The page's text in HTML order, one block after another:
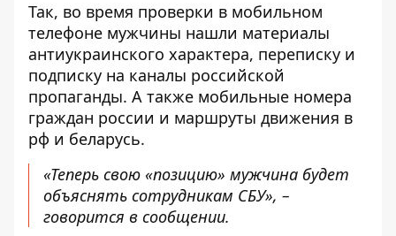
Так, во время проверки в мобильном
телефоне мужчины нашли материалы
антиукраинского характера, переписку и
подписку на каналы российской
пропаганды. А также мобильные номера
граждан россии и маршруты движения в
рф и беларусь.
«Теперь свою «позицию» мужчина будет
объяснять сотрудникам СБУ», –
говорится в сообщении.